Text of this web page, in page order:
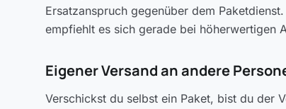
Ersatzanspruch gegenüber dem
empfiehlt es sich gerade bei höherwertigen
Eigener Versand an andere
Verschickst du selbst ein Paket, bist du der